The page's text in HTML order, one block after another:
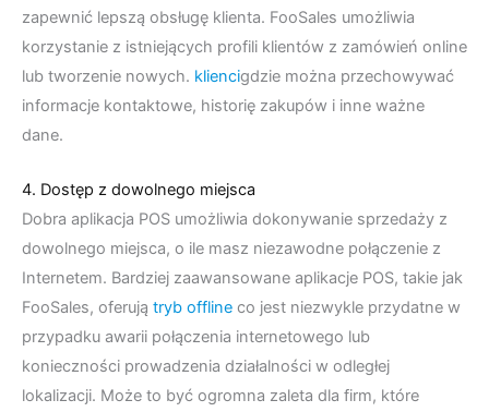
zapewnić lepszą obsługę klienta. FooSales umożliwia
korzystanie z istniejących profili klientów z zamówień online
lub tworzenie nowych. kliencigdzie można przechowywać
informacje kontaktowe, historię zakupów i inne ważne
dane.
4. Dostęp z dowolnego miejsca
Dobra aplikacja POS umożliwia dokonywanie sprzedaży z
dowolnego miejsca, o ile masz niezawodne połączenie z
Internetem. Bardziej zaawansowane aplikacje POS, takie jak
FooSales, oferują tryb offline co jest niezwykle przydatne w
przypadku awarii połączenia internetowego lub
konieczności prowadzenia działalności w odległej
lokalizacji. Może to być ogromna zaleta dla firm, które